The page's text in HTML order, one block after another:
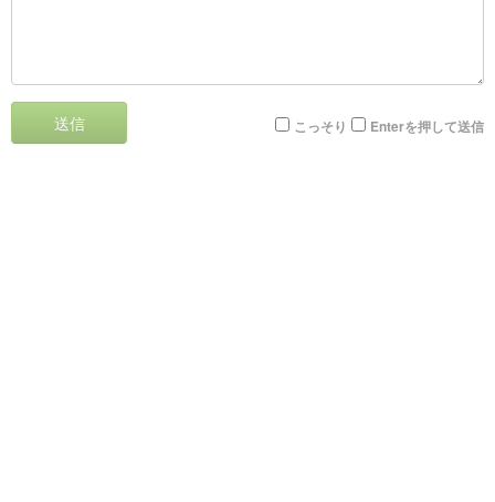
送信 こっそり Enterを押して送信